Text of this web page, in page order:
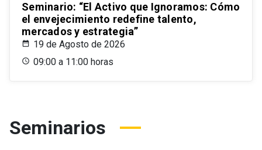
Seminario: “El Activo que Ignoramos: Cómo
el envejecimiento redefine talento,
mercados y estrategia”
19 de Agosto de 2026
09:00 a 11:00 horas
Seminarios